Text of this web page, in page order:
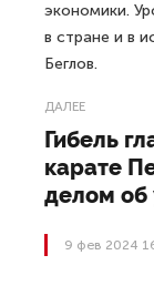
экономики.
в стране и в
Беглов.
ДАЛЕЕ
Гибель
карате
делом об
9 фев 2024